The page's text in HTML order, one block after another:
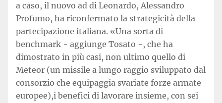
a caso, il nuovo ad di Leonardo, Alessandro
Profumo, ha riconfermato la strategicità della
partecipazione italiana. «Una sorta di
benchmark - aggiunge Tosato -, che ha
dimostrato in più casi, non ultimo quello di
Meteor (un missile a lungo raggio sviluppato dal
consorzio che equipaggia svariate forze armate
europee),i benefici di lavorare insieme, con sei